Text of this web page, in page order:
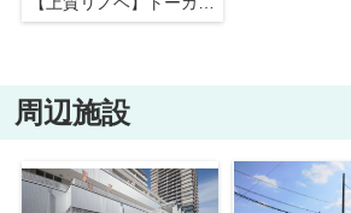
周辺施設